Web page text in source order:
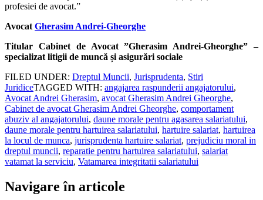
profesiei de avocat.”
Avocat Gherasim Andrei-Gheorghe
Titular Cabinet de Avocat ”Gherasim Andrei-Gheorghe” –
specializat litigii de muncă și asigurări sociale
FILED UNDER: Dreptul Muncii, Jurisprudenta, Stiri
JuridiceTAGGED WITH: angajarea raspunderii angajatorului,
Avocat Andrei Gherasim, avocat Gherasim Andrei Gheorghe,
Cabinet de avocat Gherasim Andrei Gheorghe, comportament
abuziv al angajatorului, daune morale pentru agasarea salariatului,
daune morale pentru hartuirea salariatului, hartuire salariat, hartuirea
la locul de munca, jurisprudenta hartuire salariat, prejudiciu moral in
dreptul muncii, reparatie pentru hartuirea salariatului, salariat
vatamat la serviciu, Vatamarea integritatii salariatului
Navigare în articole